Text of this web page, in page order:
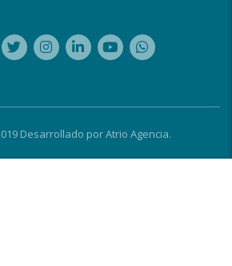
Desarrollado porAtrio Agencia.